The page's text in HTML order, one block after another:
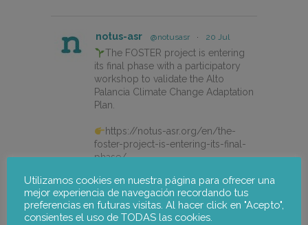
notus-asr @notusasr · 20 Jul
The FOSTER project is entering
its final phase with a participatory
workshop to validate the Alto
Palancia Climate Change Adaptation
Plan.
https://notus-asr.org/en/the-
foster-project-is-entering-its-final-
phase/
X
Utilizamos cookies en nuestra página para ofrecer una
mejor experiencia de navegación recordando tus
preferencias en futuras visitas. Al hacer click en "Acepto",
consientes el uso de TODAS las cookies.